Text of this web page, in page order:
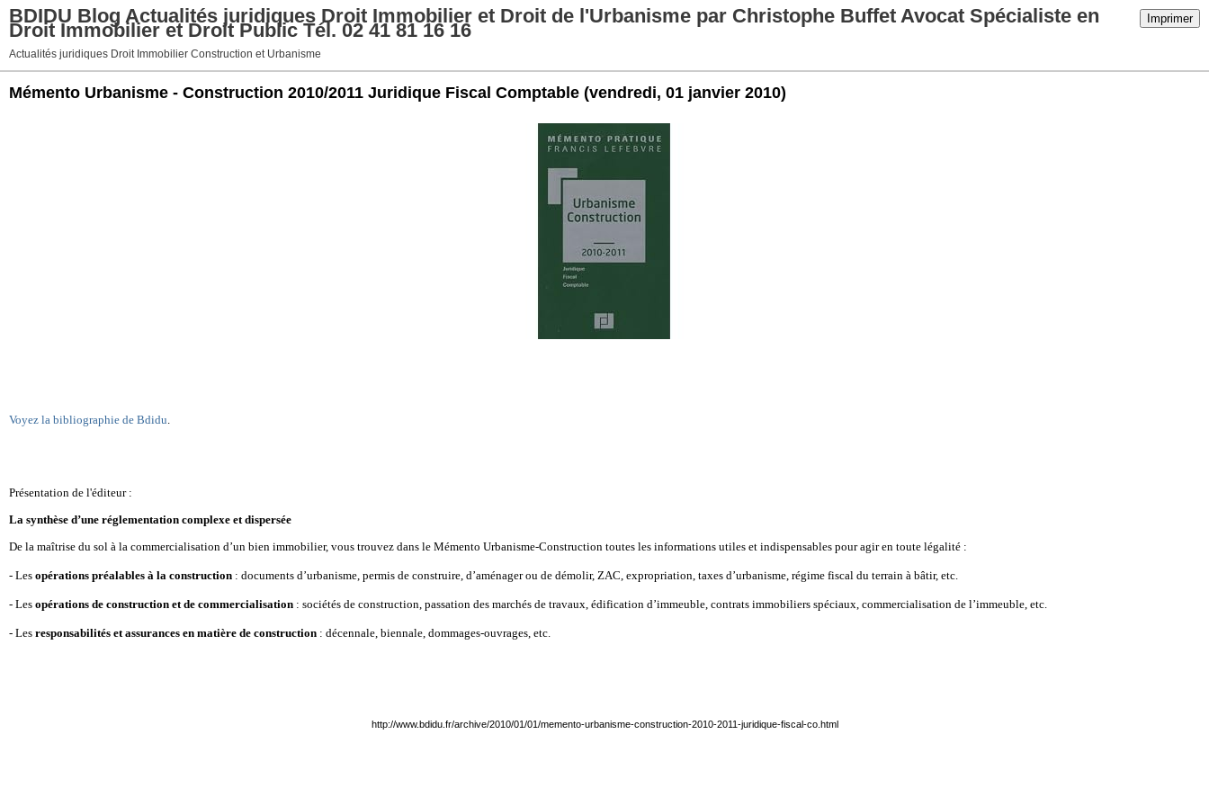
Imprimer
BDIDU Blog Actualités juridiques Droit Immobilier et Droit de l'Urbanisme par Christophe Buffet Avocat Spécialiste en
Droit Immobilier et Droit Public Tél. 02 41 81 16 16
Actualités juridiques Droit Immobilier Construction et Urbanisme
Mémento Urbanisme - Construction 2010/2011 Juridique Fiscal Comptable (vendredi, 01 janvier 2010)
Voyez la bibliographie de Bdidu.
Présentation de l'éditeur :
La synthèse d’une réglementation complexe et dispersée
De la maîtrise du sol à la commercialisation d’un bien immobilier, vous trouvez dans le Mémento Urbanisme-Construction toutes les informations utiles et indispensables pour agir en toute légalité :
- Les opérations préalables à la construction : documents d’urbanisme, permis de construire, d’aménager ou de démolir, ZAC, expropriation, taxes d’urbanisme, régime fiscal du terrain à bâtir, etc.
- Les opérations de construction et de commercialisation : sociétés de construction, passation des marchés de travaux, édification d’immeuble, contrats immobiliers spéciaux, commercialisation de l’immeuble, etc.
- Les responsabilités et assurances en matière de construction : décennale, biennale, dommages-ouvrages, etc.
http://www.bdidu.fr/archive/2010/01/01/memento-urbanisme-construction-2010-2011-juridique-fiscal-co.html